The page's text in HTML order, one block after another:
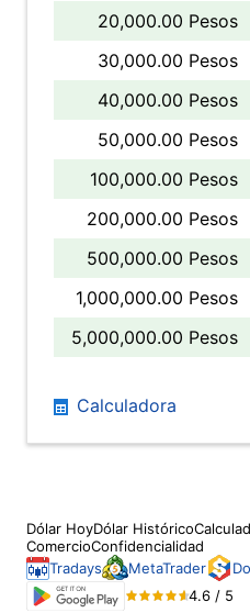
20,000.00 Pesos
30,000.00 Pesos
40,000.00 Pesos
50,000.00 Pesos
100,000.00 Pesos
200,000.00 Pesos
500,000.00 Pesos
1,000,000.00 Pesos
5,000,000.00 Pesos
Calculadora
Dólar HoyDólar Histórico
ComercioConfidencialidad
Tradays
MetaTrader
4.6 / 5